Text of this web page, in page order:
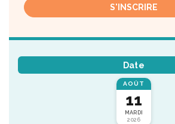
S'INSCRIRE
Date
AOÛT
11
MARDI
2026